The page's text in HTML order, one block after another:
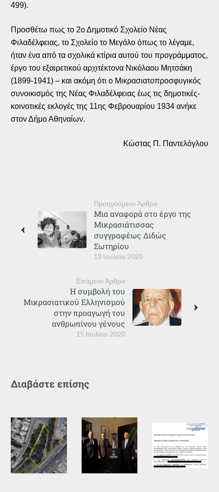
499).
Προσθέτω πως το 2ο Δημοτικό Σχολείο Νέας
Φιλαδέλφειας, το Σχολείο το Μεγάλο όπως το λέγαμε,
ήταν ένα από τα σχολικά κτίρια αυτού του προγράμματος,
έργο του εξαιρετικού αρχιτέκτονα Νικόλαου Μητσάκη
(1899-1941) – και ακόμη ότι ο Μικρασιατοπροσφυγικός
συνοικισμός της Νέας Φιλαδέλφειας έως τις δημοτικές-
κοινοτικές εκλογές της 11ης Φεβρουαρίου 1934 ανήκε
στον Δήμο Αθηναίων.
Κώστας Π. Παντελόγλου
Προηγούμενο Άρθρο
13 Ιουλίου 2020
Μια αναφορά στο έργο της
Μικρασιάτισσας
συγγραφέως Διδώς
Σωτηρίου
Επόμενο Άρθρο
15 Ιουλίου 2020
Η συμβολή του
Μικρασιατικού Ελληνισμού
στην προαγωγή του
ανθρωπίνου γένους
Διαβάστε επίσης